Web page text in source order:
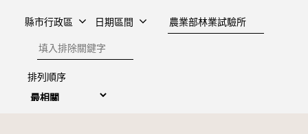
縣市行政區 日期區間
建檔單位
排除關鍵字
排列順序